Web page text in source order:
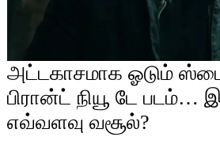
அட்டகாசமாக ஓடும்
பிரான்ட் நியூ டே படம்…
எவ்வளவு வசூல்?